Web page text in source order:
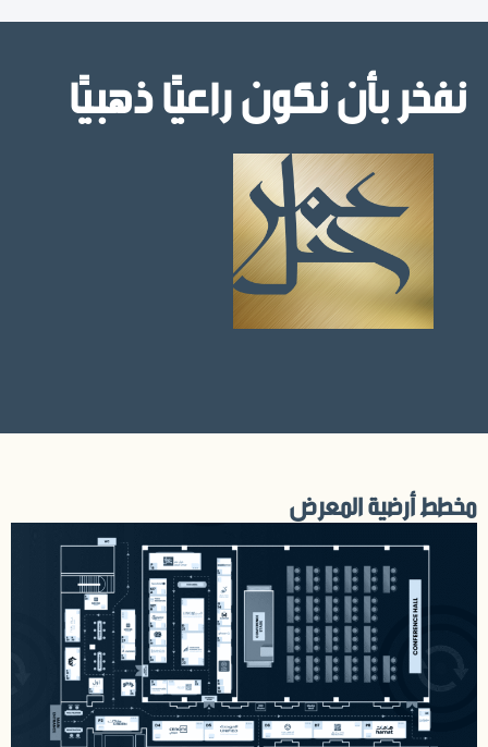
نفخر بأن نكون راعيًا ذهبيًا
مخطط أرضية المعرض